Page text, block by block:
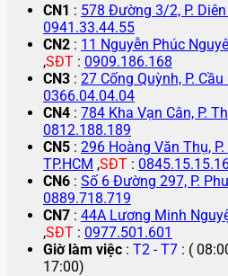
CN1 : 578 Đường 3/2, P. Diên
0941.33.44.55
CN2 : 11 Nguyễn Phúc
,SĐT : 0909.186.168
CN3 : 27 Cống Quỳnh, P.
0366.04.04.04
CN4 : 784 Kha Vạn Cân, P.
0812.188.189
CN5 : 296 Hoàng Văn Thụ,
TP.HCM ,SĐT :
CN6 : Số 6 Đường 297, P.
0889.718.719
CN7 : 44A Lương Minh
,SĐT : 0977.501.601
Giờ làm việc : T2 - T7 : (
17:00)